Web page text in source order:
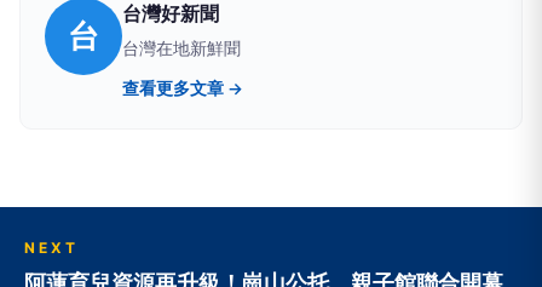
台
台灣好新聞
台灣在地新鮮聞
查看更多文章 →
NEXT